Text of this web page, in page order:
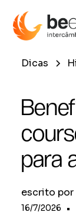
Dicas
para
escrito por
16/7/2026 •